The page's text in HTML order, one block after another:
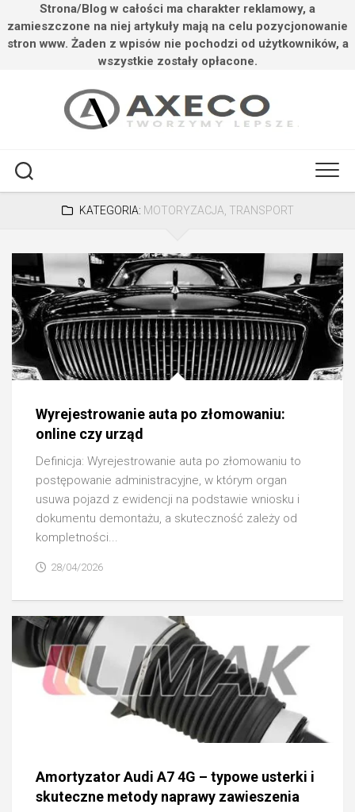
Strona/Blog w całości ma charakter reklamowy, a
zamieszczone na niej artykuły mają na celu pozycjonowanie
stron www. Żaden z wpisów nie pochodzi od użytkowników, a
wszystkie zostały opłacone.
KATEGORIA: MOTORYZACJA, TRANSPORT
Wyrejestrowanie auta po złomowaniu:
online czy urząd
Definicja: Wyrejestrowanie auta po złomowaniu to
postępowanie administracyjne, w którym organ
usuwa pojazd z ewidencji na podstawie wniosku i
dokumentu demontażu, a skuteczność zależy od
kompletności...
28/04/2026
Amortyzator Audi A7 4G – typowe usterki i
skuteczne metody naprawy zawieszenia